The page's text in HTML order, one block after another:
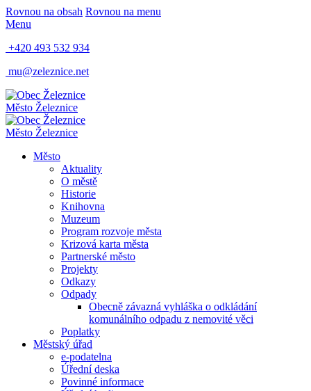
Rovnou na obsah Rovnou na menu
Menu
+420 493 532 934
mu@zeleznice.net
Město Železnice
Město Železnice
Město
Aktuality
O městě
Historie
Knihovna
Muzeum
Program rozvoje města
Krizová karta města
Partnerské město
Projekty
Odkazy
Odpady
Obecně závazná vyhláška o odkládání
komunálního odpadu z nemovité věci
Poplatky
Městský úřad
e-podatelna
Úřední deska
Povinné informace